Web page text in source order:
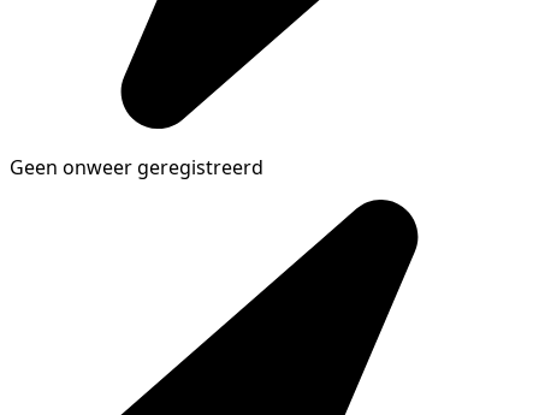
Geen onweer geregistreerd